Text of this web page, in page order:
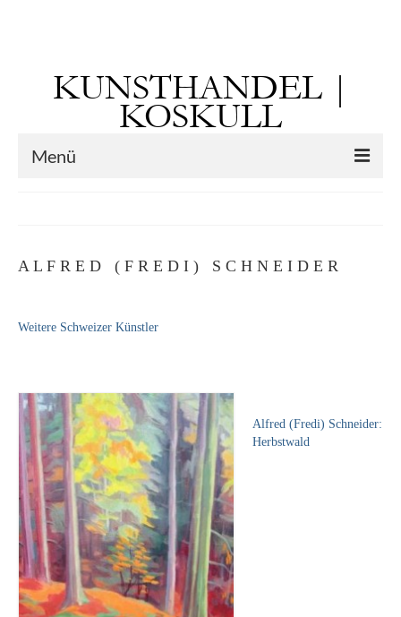
KUNSTHANDEL |
KOSKULL
Menü
Kunst vor 1900
– 02.06.1851 ebd.)
Leonhard Heinrich Hessel
George Paice
Johann Georg Strobel
Ludwig Martin Wilberg
Weitere Künstler nach 1945
Kunst 1900-1945
A L F R E D ( F R E D I ) S C H N E I D E R
Weitere Schweizer Künstler
Alfred (Fredi) Schneider:
Herbstwald